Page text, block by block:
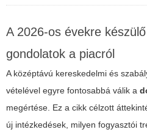
A 2026-os évekre
gondolatok a piacról
A középtávú kereskedelmi és
vételével egyre fontosabbá válik a
megértése. Ez a cikk célzott
új intézkedések, milyen fogyasztói